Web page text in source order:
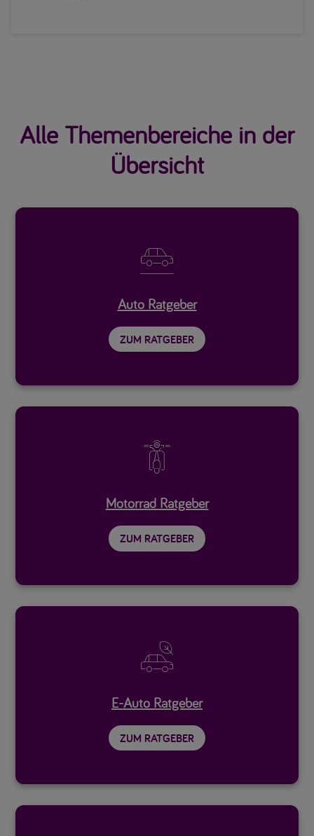
Alle Themenbereiche in der
Übersicht

Auto Ratgeber
ZUM RATGEBER

Motorrad Ratgeber
ZUM RATGEBER

E-Auto Ratgeber
ZUM RATGEBER